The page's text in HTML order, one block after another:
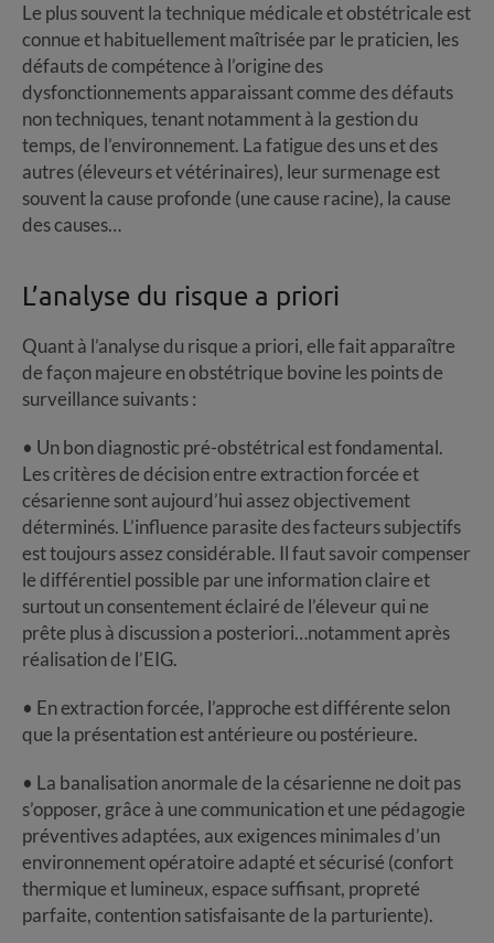
Le plus souvent la technique médicale et obstétricale est
connue et habituellement maîtrisée par le praticien, les
défauts de compétence à l’origine des
dysfonctionnements apparaissant comme des défauts
non techniques, tenant notamment à la gestion du
temps, de l’environnement. La fatigue des uns et des
autres (éleveurs et vétérinaires), leur surmenage est
souvent la cause profonde (une cause racine), la cause
des causes…
L’analyse du risque a priori
Quant à l’analyse du risque a priori, elle fait apparaître
de façon majeure en obstétrique bovine les points de
surveillance suivants :
• Un bon diagnostic pré-obstétrical est fondamental.
Les critères de décision entre extraction forcée et
césarienne sont aujourd’hui assez objectivement
déterminés. L’influence parasite des facteurs subjectifs
est toujours assez considérable. Il faut savoir compenser
le différentiel possible par une information claire et
surtout un consentement éclairé de l’éleveur qui ne
prête plus à discussion a posteriori…notamment après
réalisation de l’EIG.
• En extraction forcée, l’approche est différente selon
que la présentation est antérieure ou postérieure.
• La banalisation anormale de la césarienne ne doit pas
s’opposer, grâce à une communication et une pédagogie
préventives adaptées, aux exigences minimales d’un
environnement opératoire adapté et sécurisé (confort
thermique et lumineux, espace suffisant, propreté
parfaite, contention satisfaisante de la parturiente).